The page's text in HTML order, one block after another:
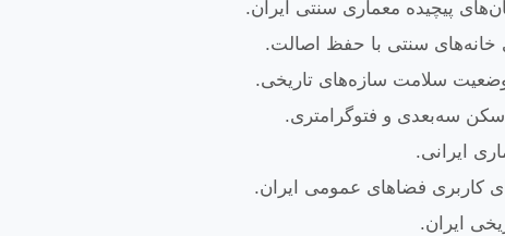
پیچیده معماری سنتی ایران.
سلامت سازه‌های تاریخی.
سه‌بعدی و فتوگرامتری.
ایرانی.
ایران.